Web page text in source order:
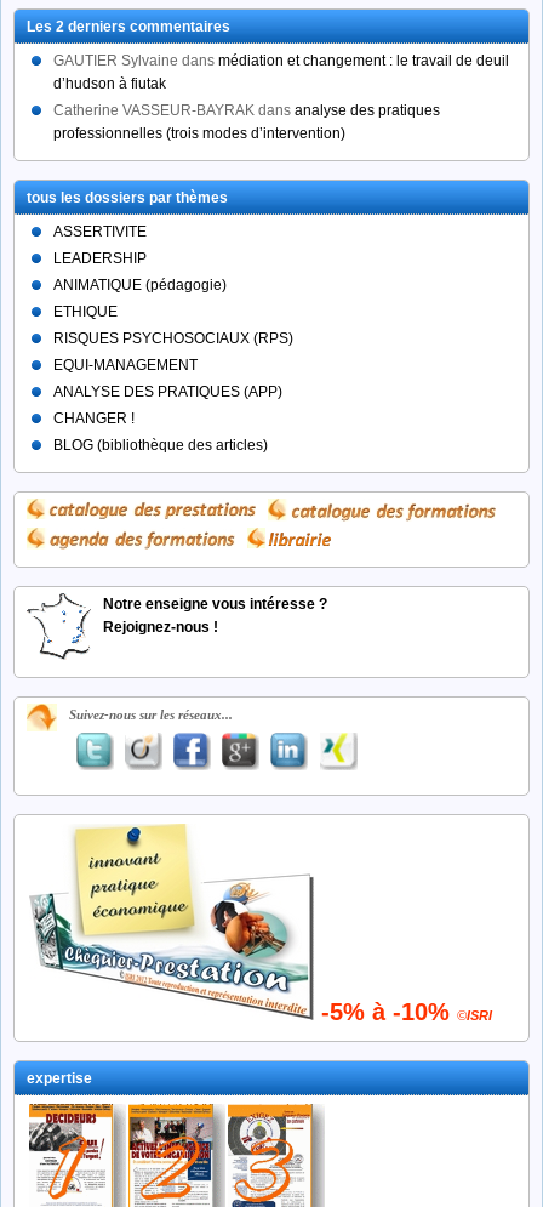
articles
par
catégorie
Les 2 derniers commentaires
GAUTIER Sylvaine dans médiation et changement : le travail de deuil
d’hudson à fiutak
Catherine VASSEUR-BAYRAK dans analyse des pratiques
professionnelles (trois modes d’intervention)
tous les dossiers par thèmes
ASSERTIVITE
LEADERSHIP
ANIMATIQUE (pédagogie)
ETHIQUE
RISQUES PSYCHOSOCIAUX (RPS)
EQUI-MANAGEMENT
ANALYSE DES PRATIQUES (APP)
CHANGER !
BLOG (bibliothèque des articles)
Notre enseigne vous intéresse ?
Rejoignez-nous !
Suivez-nous sur les réseaux...
-5% à -10% ©ISRI
expertise